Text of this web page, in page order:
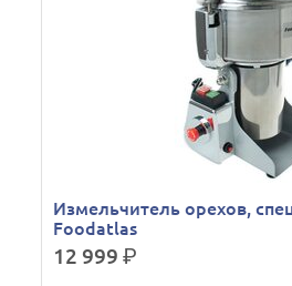
Измельчитель орехов,
Foodatlas
12 999р.